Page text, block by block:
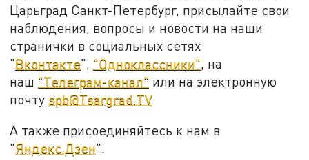
Царьград Санкт-Петербург, присылайте свои
наблюдения, вопросы и новости на наши
странички в социальных сетях
"Вконтакте", "Одноклассники" , на
наш "Телеграм-канал" или на электронную
почту spb@Tsargrad.TV
А также присоединяйтесь к нам в
"Яндекс.Дзен".